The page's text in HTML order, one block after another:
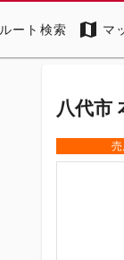
ルート検索 map マ
八代市